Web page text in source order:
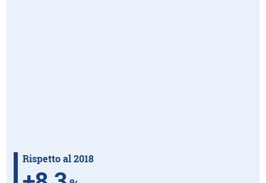
Rispetto al 2018